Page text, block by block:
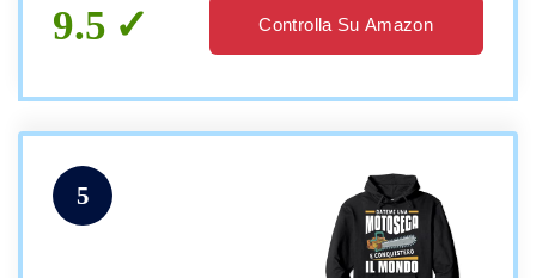
9.5 Controlla Su Amazon
5